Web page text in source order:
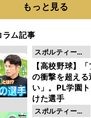
もっと見る
ラム記事
【高校野球】
の衝撃を超え
い」。PL学園
けた選手
スポルティーバ
動画
スポルティーバ